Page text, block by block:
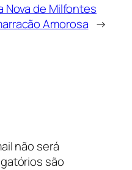
Nova de Milfontes
Amorosa →
não será
são